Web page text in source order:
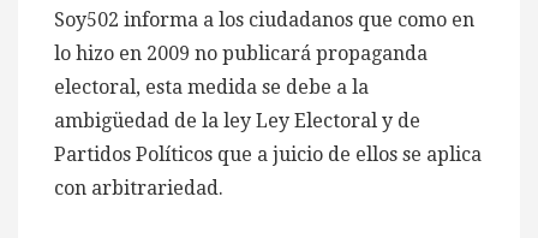
Soy502 informa a los ciudadanos que como en
lo hizo en 2009 no publicará propaganda
electoral, esta medida se debe a la
ambigüedad de la ley Ley Electoral y de
Partidos Políticos que a juicio de ellos se aplica
con arbitrariedad.